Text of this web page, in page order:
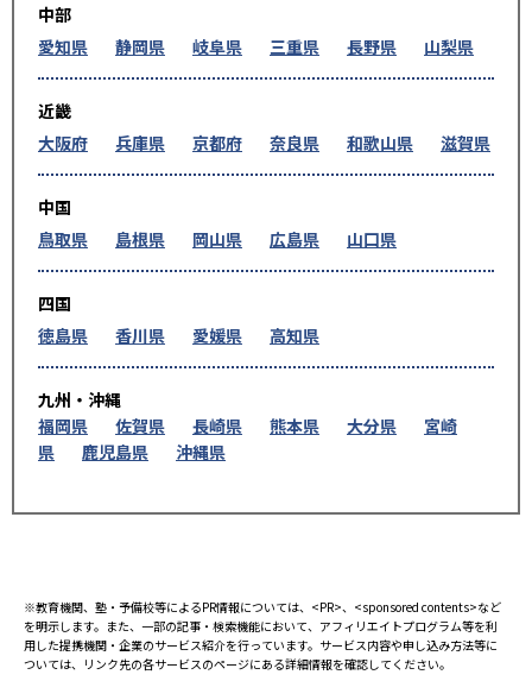
中部
愛知県
静岡県 岐阜県 三重県 長野県 山梨県
近畿
大阪府
兵庫県 京都府 奈良県 和歌山県 滋賀県
中国
鳥取県
島根県 岡山県 広島県 山口県
四国
徳島県
香川県 愛媛県 高知県
九州・沖縄
福岡県
佐賀県 長崎県 熊本県 大分県
宮崎
県
鹿児島県 沖縄県
※教育機関、塾・予備校等によるPR情報については、<PR>、<sponsored contents>など
を明示します。また、一部の記事・検索機能において、アフィリエイトプログラム等を利
用した提携機関・企業のサービス紹介を行っています。サービス内容や申し込み方法等に
ついては、リンク先の各サービスのページにある詳細情報を確認してください。